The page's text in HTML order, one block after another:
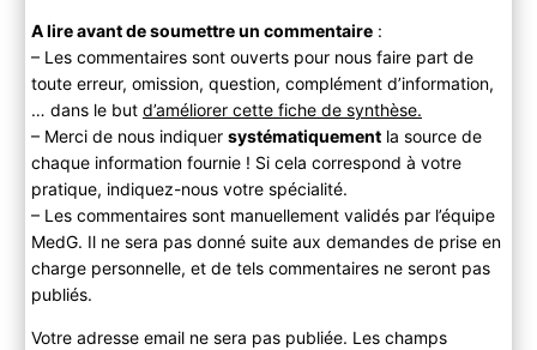
A lire avant de soumettre un commentaire:
– Les commentaires sont ouverts pour nous faire part de
toute erreur, omission, question, complément d’information,
… dans le but d’améliorer cette fiche de synthèse.
– Merci de nous indiquer systématiquementla source de
chaque information fournie ! Si cela correspond à votre
pratique, indiquez-nous votre spécialité.
– Les commentaires sont manuellement validés par l’équipe
MedG. Il ne sera pas donné suite aux demandes de prise en
charge personnelle, et de tels commentaires ne seront pas
publiés.
Votre adresse email ne sera pas publiée. Les champs